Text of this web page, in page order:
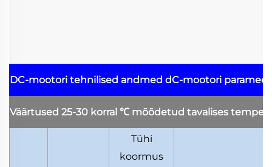
DC-mootori tehnilised andmed dC-mootori
Väärtused 25-30 korral ℃ mõõdetud tavalises
Tühi
koormus